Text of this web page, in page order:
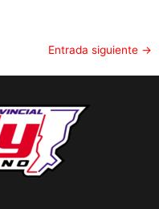
Entrada siguiente →